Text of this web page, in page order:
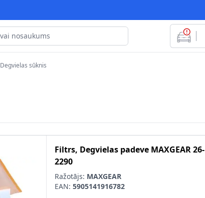
Degvielas sūknis
Filtrs, Degvielas padeve MAXGEAR26-
2290
Ražotājs: MAXGEAR
EAN: 5905141916782